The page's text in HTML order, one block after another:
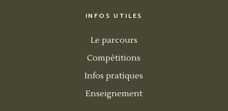
INFOS UTILES
Le parcours
Compétitions
Infos pratiques
Enseignement